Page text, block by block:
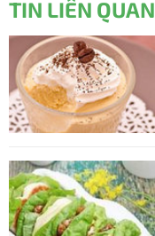
TIN LIÊN QUAN